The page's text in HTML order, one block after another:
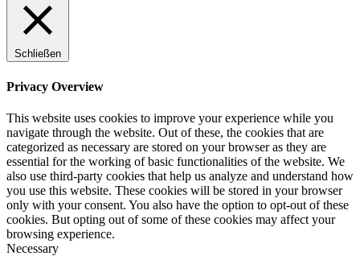
Schließen
Privacy Overview
This website uses cookies to improve your experience while you
navigate through the website. Out of these, the cookies that are
categorized as necessary are stored on your browser as they are
essential for the working of basic functionalities of the website. We
also use third-party cookies that help us analyze and understand how
you use this website. These cookies will be stored in your browser
only with your consent. You also have the option to opt-out of these
cookies. But opting out of some of these cookies may affect your
browsing experience.
Necessary